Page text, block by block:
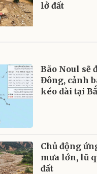
lở đất
Bão Noul sẽ
Đông, cảnh
kéo dài tại
Chủ động
mưa lớn, lũ
đất